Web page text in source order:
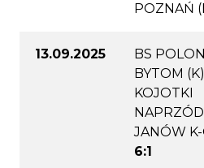
POZNAŃ
13.09.2025
BS
BYTOM (K)
KOJOTKI
NAPRZÓD
JANÓW K-
6:1